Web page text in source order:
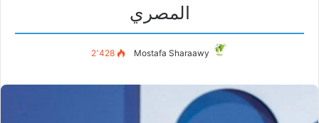
المصري
Mostafa Sharaawy 2٬428